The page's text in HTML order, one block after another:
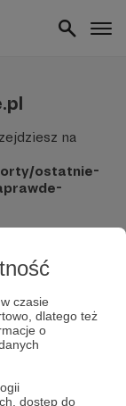
czasie
dlatego też
o
dostęp do
na
ostatnie-
informacji
przycisk
i zweryfikuj